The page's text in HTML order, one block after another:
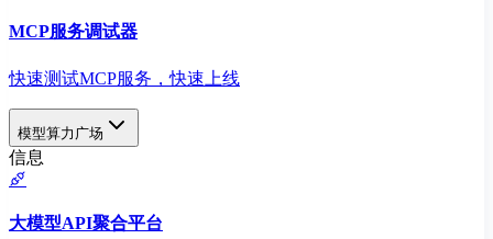
MCP服务调试器
快速测试MCP服务，快速上线
模型算力广场
信息
大模型API聚合平台